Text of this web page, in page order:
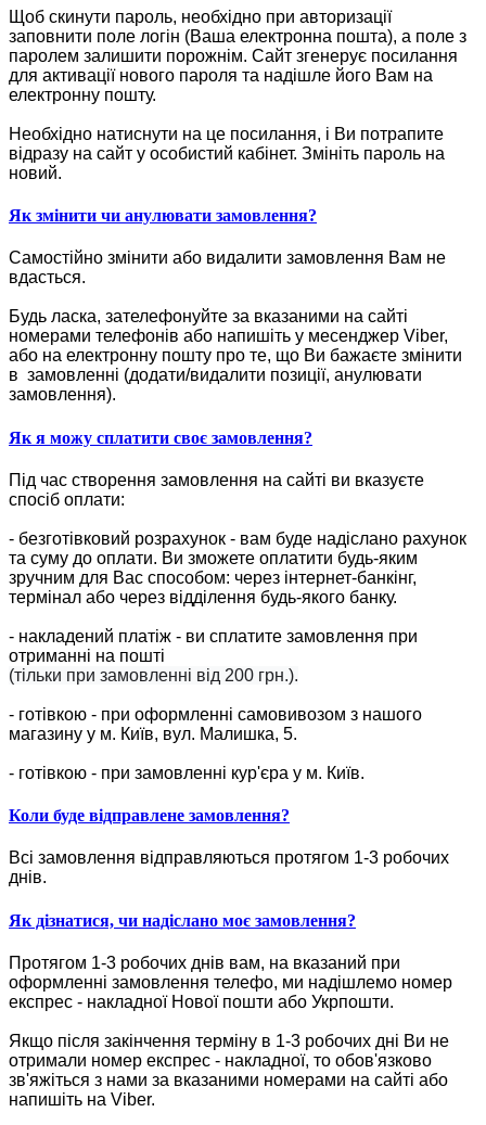
Щоб скинути пароль, необхідно при авторизації
заповнити поле логін (Ваша електронна пошта), а поле з
паролем залишити порожнім. Сайт згенерує посилання
для активації нового пароля та надішле його Вам на
електронну пошту.
Необхідно натиснути на це посилання, і Ви потрапите
відразу на сайт у особистий кабінет. Змініть пароль на
новий.
Як змінити чи анулювати замовлення?
Самостійно змінити або видалити замовлення Вам не
вдасться.
Будь ласка, зателефонуйте за вказаними на сайті
номерами телефонів або напишіть у месенджер Viber,
або на електронну пошту про те, що Ви бажаєте змінити
в замовленні (додати/видалити позиції, анулювати
замовлення).
Як я можу сплатити своє замовлення?
Під час створення замовлення на сайті ви вказуєте
спосіб оплати:
- безготівковий розрахунок - вам буде надіслано рахунок
та суму до оплати. Ви зможете оплатити будь-яким
зручним для Вас способом: через інтернет-банкінг,
термінал або через відділення будь-якого банку.
- накладений платіж - ви сплатите замовлення при
отриманні на пошті
(тільки при замовленні від 200 грн.).
- готівкою - при оформленні самовивозом з нашого
магазину у м. Київ, вул. Малишка, 5.
- готівкою - при замовленні кур'єра у м. Київ.
Коли буде відправлене замовлення?
Всі замовлення відправляються протягом 1-3 робочих
днів.
Як дізнатися, чи надіслано моє замовлення?
Протягом 1-3 робочих днів вам, на вказаний при
оформленні замовлення телефо, ми надішлемо номер
експрес - накладної Нової пошти або Укрпошти.
Якщо після закінчення терміну в 1-3 робочих дні Ви не
отримали номер експрес - накладної, то обов'язково
зв'яжіться з нами за вказаними номерами на сайті або
напишіть на Viber.